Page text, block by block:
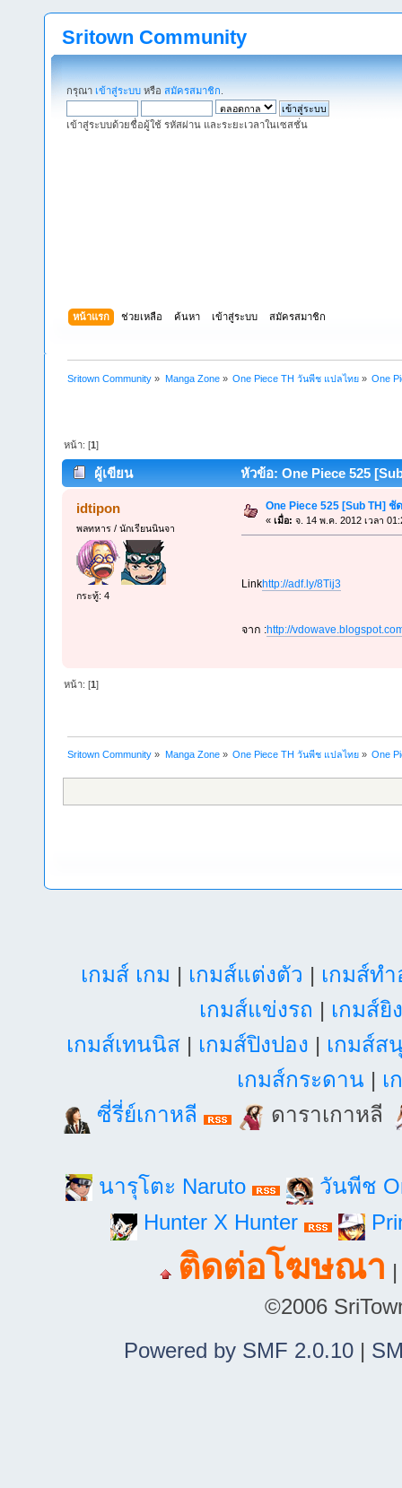
Sritown Community
กรุณา เข้าสู่ระบบ หรือ สมัครสมาชิก
เข้าสู่ระบบด้วยชื่อผู้ใช้ รหัสผ่าน และระยะเวลาในเซสชั่น
หน้าแรก ช่วยเหลือ ค้นหา เข้าสู่ระบบ สมัครสมาชิก
Sritown Community » Manga Zone» One Piece TH วันพีช แปลไทย» One
หน้า: [1]
ผู้เขียน หัวข้อ: One Piece 525
idtipon
พลทหาร / นักเรียนนินจา
กระทู้: 4
One Piece 525 [Sub TH] ชั
« เมื่อ: จ. 14 พ.ค. 2012 เวลา
Linkhttp://adf.ly/8Tij3
จาก :http://
หน้า: [1]
Sritown Community » Manga Zone» One Piece TH วันพีช แปลไทย» One
เกมส์ เกม | เกมส์แต่งตัว | เกมส์ท
เกมส์แข่งรถ | เกมส์ยิ
เกมส์เทนนิส| เกมส์ปิงปอง | เกมส์ส
เกมส์กระดาน | เ
ซี่รี่ย์เกาหลี
ดาราเกาหลี
นารุโตะ Naruto
วันพีช
Hunter X Hunter
ติดต่อโฆษณา
©2006
Powered by SMF 2.0.10|